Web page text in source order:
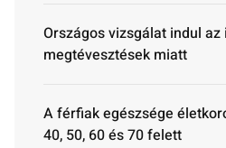
Országos vizsgálat indul
megtévesztések miatt
A férfiak egészsége
40, 50, 60 és 70 felett